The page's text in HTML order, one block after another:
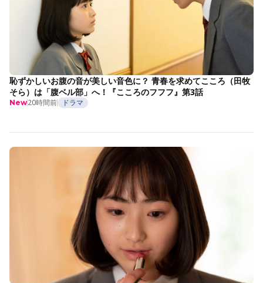
恥ずかしいお腹の音が美しい音色に？ 青春を求めてこころ（田牧
そら）は「腹ベル部」へ！『こころのフフフ』第3話
New20時間前 ドラマ